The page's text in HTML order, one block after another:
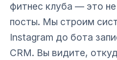
фитнес клуба — это
посты. Мы строим
Instagram до бота
CRM. Вы видите,